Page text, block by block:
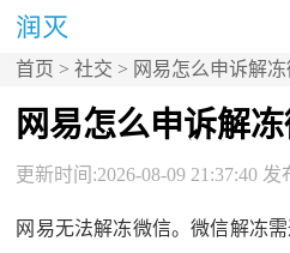
首页 >社交 > 网易怎么申诉解冻
网易怎么申诉解
更新时间:2026-08-09 21:37:40
网易无法解冻微信。微信解冻